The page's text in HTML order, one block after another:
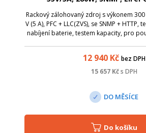
Rackový zálohovaný zdroj s výkonem
V (5 A), PFC + LLC(ZVS), se SNMP +
nabíjení baterie, testem kapacity, pro
12 940Kč bez DPH
15 657Kč s DPH
DO MĚSÍCE
Do košíku